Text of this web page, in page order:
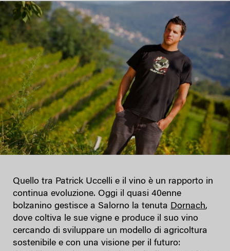
Quello tra Patrick Uccelli e il vino è un rapporto in
continua evoluzione. Oggi il quasi 40enne
bolzanino gestisce a Salorno la tenuta Dornach,
dove coltiva le sue vigne e produce il suo vino
cercando di sviluppare un modello di agricoltura
sostenibile e con una visione per il futuro: